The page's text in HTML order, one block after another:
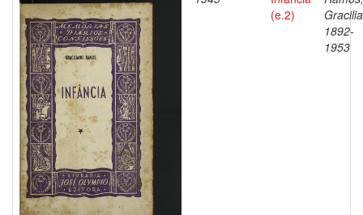
(e.2)
1892-
1953